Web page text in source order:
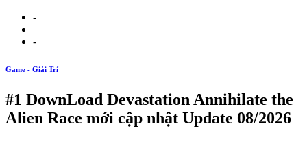
-
-
Game - Giải Trí
#1 DownLoad Devastation Annihilate the
Alien Race mới cập nhật Update 08/2026